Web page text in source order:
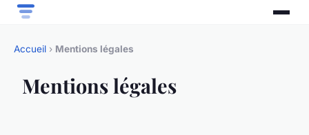
Accueil › Mentions légales
Mentions légales